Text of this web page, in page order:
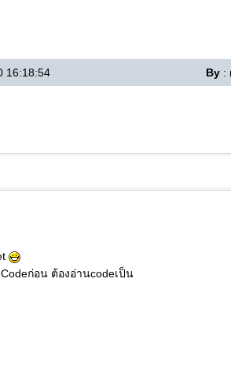
16:18:54 By :
ก่อน ต้องอ่านcodeเป็น